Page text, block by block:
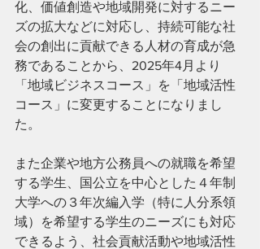
化、価値創造や地域開発に対するニー
ズの拡大などに対応し、持続可能な社
会の創出に貢献できる人材の育成が急
務であることから、2025年4月より
「地域ビジネスコース」を「地域活性
コース」に変更することになりまし
た。
また企業や地方公務員への就職を希望
する学生、国公立を中心とした４年制
大学への３年次編入学（特に人分系領
域）を希望する学生のニーズにも対応
できるよう、社会貢献活動や地域活性